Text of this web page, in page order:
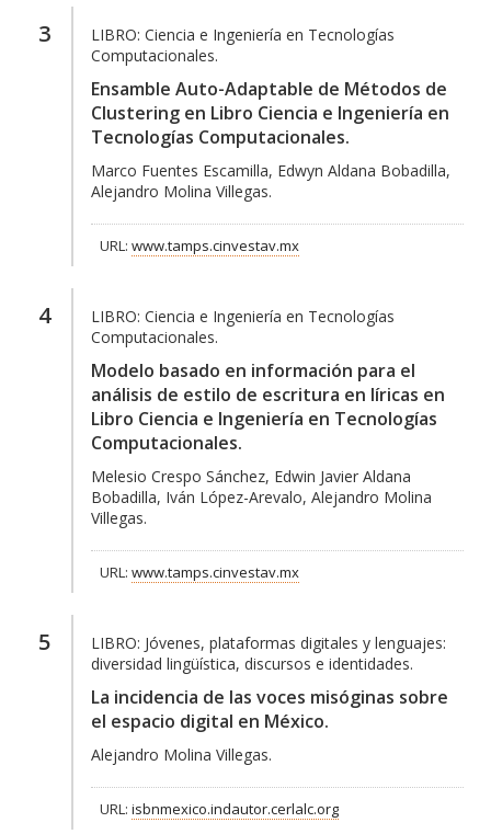
3 LIBRO: Ciencia e Ingeniería en Tecnologías
Computacionales.
Ensamble Auto-Adaptable de Métodos de
Clustering en Libro Ciencia e Ingeniería en
Tecnologías Computacionales.
Marco Fuentes Escamilla, Edwyn Aldana Bobadilla,
Alejandro Molina Villegas.
URL: www.tamps.cinvestav.mx
4 LIBRO: Ciencia e Ingeniería en Tecnologías
Computacionales.
Modelo basado en información para el
análisis de estilo de escritura en líricas en
Libro Ciencia e Ingeniería en Tecnologías
Computacionales.
Melesio Crespo Sánchez, Edwin Javier Aldana
Bobadilla, Iván López-Arevalo, Alejandro Molina
Villegas.
URL: www.tamps.cinvestav.mx
5 LIBRO: Jóvenes, plataformas digitales y lenguajes:
diversidad lingüística, discursos e identidades.
La incidencia de las voces misóginas sobre
el espacio digital en México.
Alejandro Molina Villegas.
URL: isbnmexico.indautor.cerlalc.org